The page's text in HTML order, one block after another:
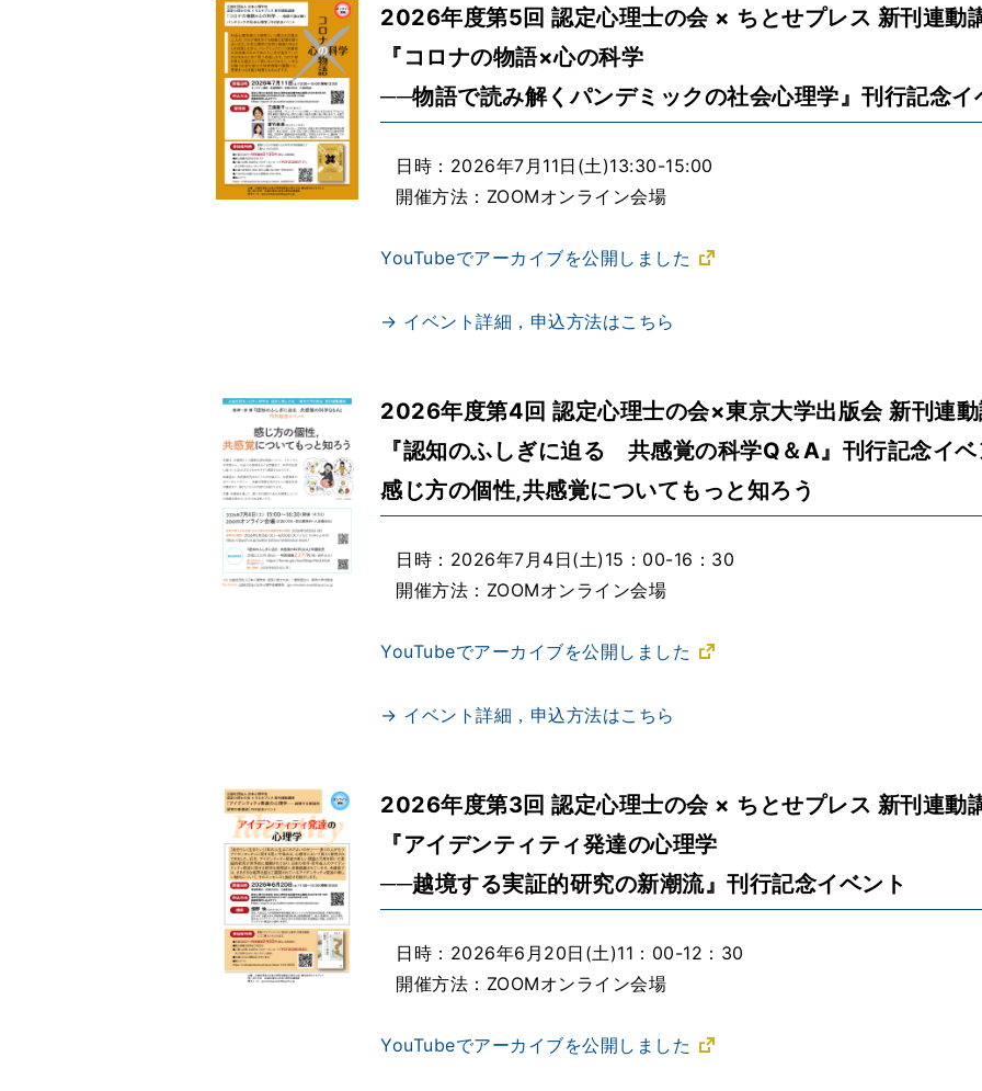
2026年度第5回 認定心理士の会 × ちとせプレス 新刊連動
『コロナの物語×心の科学
──物語で読み解くパンデミックの社会心理学』刊行記念イ
日時：2026年7月11日(土)13:30-15:00
開催方法：ZOOMオンライン会場
YouTubeでアーカイブを公開しました
→ イベント詳細，申込方法はこちら
2026年度第4回 認定心理士の会×東京大学出版会 新刊連
『認知のふしぎに迫る 共感覚の科学Q＆A』刊行記念イベ
感じ方の個性,共感覚についてもっと知ろう
日時：2026年7月4日(土)15：00-16：30
開催方法：ZOOMオンライン会場
YouTubeでアーカイブを公開しました
→ イベント詳細，申込方法はこちら
2026年度第3回 認定心理士の会 × ちとせプレス 新刊連動
『アイデンティティ発達の心理学
──越境する実証的研究の新潮流』刊行記念イベント
日時：2026年6月20日(土)11：00-12：30
開催方法：ZOOMオンライン会場
YouTubeでアーカイブを公開しました